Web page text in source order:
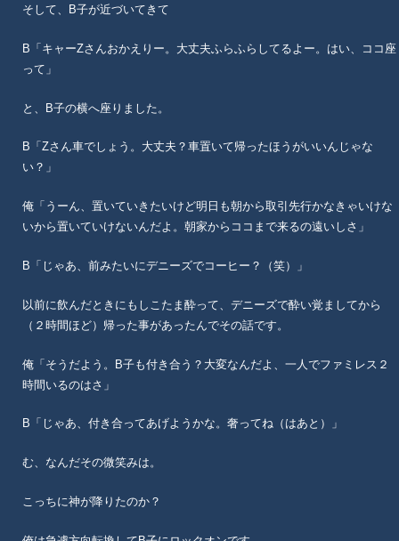
そして、B子が近づいてきて
B「キャーZさんおかえりー。大丈夫ふらふらしてるよー。はい、ココ座
って」
と、B子の横へ座りました。
B「Zさん車でしょう。大丈夫？車置いて帰ったほうがいいんじゃな
い？」
俺「うーん、置いていきたいけど明日も朝から取引先行かなきゃいけな
いから置いていけないんだよ。朝家からココまで来るの遠いしさ」
B「じゃあ、前みたいにデニーズでコーヒー？（笑）」
以前に飲んだときにもしこたま酔って、デニーズで酔い覚ましてから
（２時間ほど）帰った事があったんでその話です。
俺「そうだよう。B子も付き合う？大変なんだよ、一人でファミレス２
時間いるのはさ」
B「じゃあ、付き合ってあげようかな。奢ってね（はあと）」
む、なんだその微笑みは。
こっちに神が降りたのか？